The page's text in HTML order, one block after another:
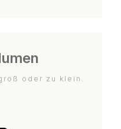
oder zu klein.